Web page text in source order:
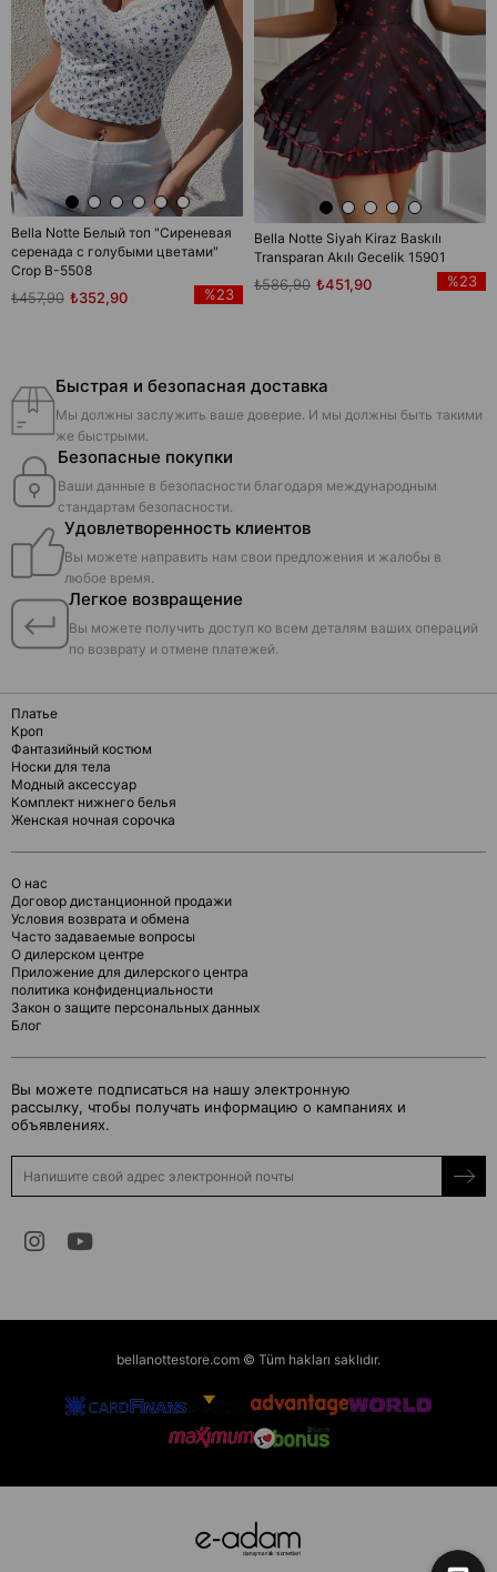
Bella Notte Белый топ "Сиреневая
серенада с голубыми цветами"
Crop B-5508
₺352,90
₺457,90 %23
Bella Notte Siyah Kiraz Baskılı
Transparan Akılı Gecelik 15901
₺451,90
₺586,90 %23
Быстрая и безопасная доставка
Мы должны заслужить ваше доверие. И мы должны быть такими
же быстрыми.
Безопасные покупки
Ваши данные в безопасности благодаря международным
стандартам безопасности.
Удовлетворенность клиентов
Вы можете направить нам свои предложения и жалобы в
любое время.
Легкое возвращение
Вы можете получить доступ ко всем деталям ваших операций
по возврату и отмене платежей.
Платье
Кроп
Фантазийный костюм
Носки для тела
Модный аксессуар
Комплект нижнего белья
Женская ночная сорочка
О нас
Договор дистанционной продажи
Условия возврата и обмена
Часто задаваемые вопросы
О дилерском центре
Приложение для дилерского центра
политика конфиденциальности
Закон о защите персональных данных
Блог
Вы можете подписаться на нашу электронную
рассылку, чтобы получать информацию о кампаниях и
объявлениях.
bellanottestore.com © Tüm hakları saklıdır.